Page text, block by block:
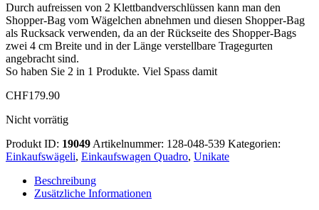
Durch aufreissen von 2 Klettbandverschlüssen kann man den
Shopper-Bag vom Wägelchen abnehmen und diesen Shopper-Bag
als Rucksack verwenden, da an der Rückseite des Shopper-Bags
zwei 4 cm Breite und in der Länge verstellbare Tragegurten
angebracht sind.
So haben Sie 2 in 1 Produkte. Viel Spass damit
CHF179.90
Nicht vorrätig
Produkt ID: 19049 Artikelnummer: 128-048-539 Kategorien:
Einkaufswägeli, Einkaufswagen Quadro, Unikate
Beschreibung
Zusätzliche Informationen